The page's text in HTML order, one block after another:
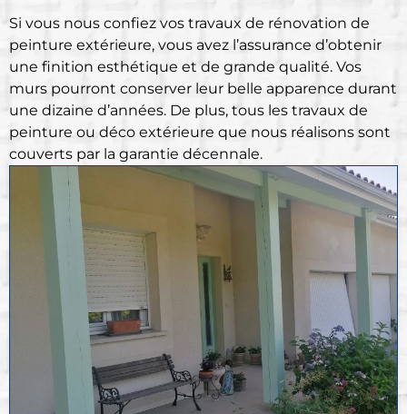
Si vous nous confiez vos travaux de rénovation de
peinture extérieure, vous avez l’assurance d’obtenir
une finition esthétique et de grande qualité. Vos
murs pourront conserver leur belle apparence durant
une dizaine d’années. De plus, tous les travaux de
peinture ou déco extérieure que nous réalisons sont
couverts par la garantie décennale.